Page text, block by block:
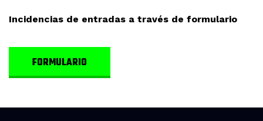
Incidencias de entradas a través de formulario
FORMULARIO